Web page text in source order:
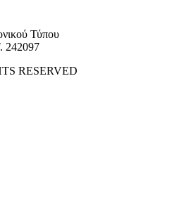
Τύπου
242097
RESERVED